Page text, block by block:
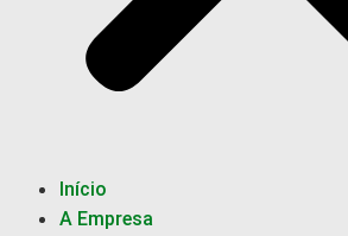
Início
A Empresa